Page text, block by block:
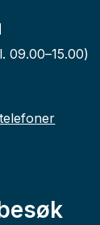
09.00–15.00)